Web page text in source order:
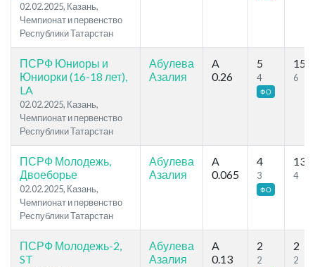
02.02.2025, Казань,
Чемпионат и первенство
Республики Татарстан
ПСРФ Юниоры и
Юниорки (16-18 лет),
LA
02.02.2025, Казань,
Чемпионат и первенство
Республики Татарстан
Абулева
Азалия
A
0.26
5
4
ФО
15
6
ПСРФ Молодежь,
Двоеборье
02.02.2025, Казань,
Чемпионат и первенство
Республики Татарстан
Абулева
Азалия
A
0.065
4
3
ФО
13
4
ПСРФ Молодежь-2,
ST
Абулева
Азалия
A
0.13
2
2
2
2